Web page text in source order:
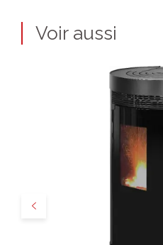
Voir aussi
Précédent